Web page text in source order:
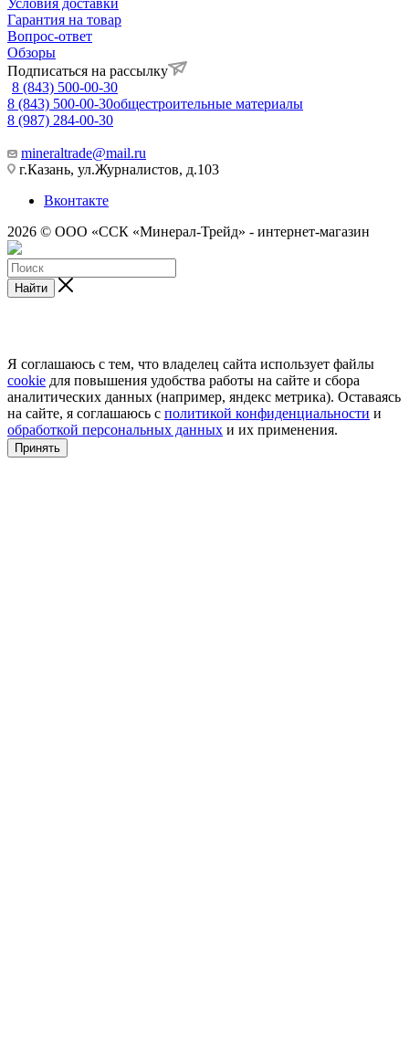
Гарантия на товар
Вопрос-ответ
Обзоры
Подписаться на рассылку
8 (843) 500-00-30
8 (843) 500-00-30общестроительные материалы
8 (987) 284-00-30
mineraltrade@mail.ru
г.Казань, ул.Журналистов, д.103
Вконтакте
2026 © ООО «ССК «Минерал-Трейд» - интернет-магазин
Найти
Я соглашаюсь с тем, что владелец сайта использует файлы
cookie для повышения удобства работы на сайте и сбора
аналитических данных (например, яндекс метрика). Оставаясь
на сайте, я соглашаюсь с политикой конфиденциальности и
обработкой персональных данных и их применения.
Принять